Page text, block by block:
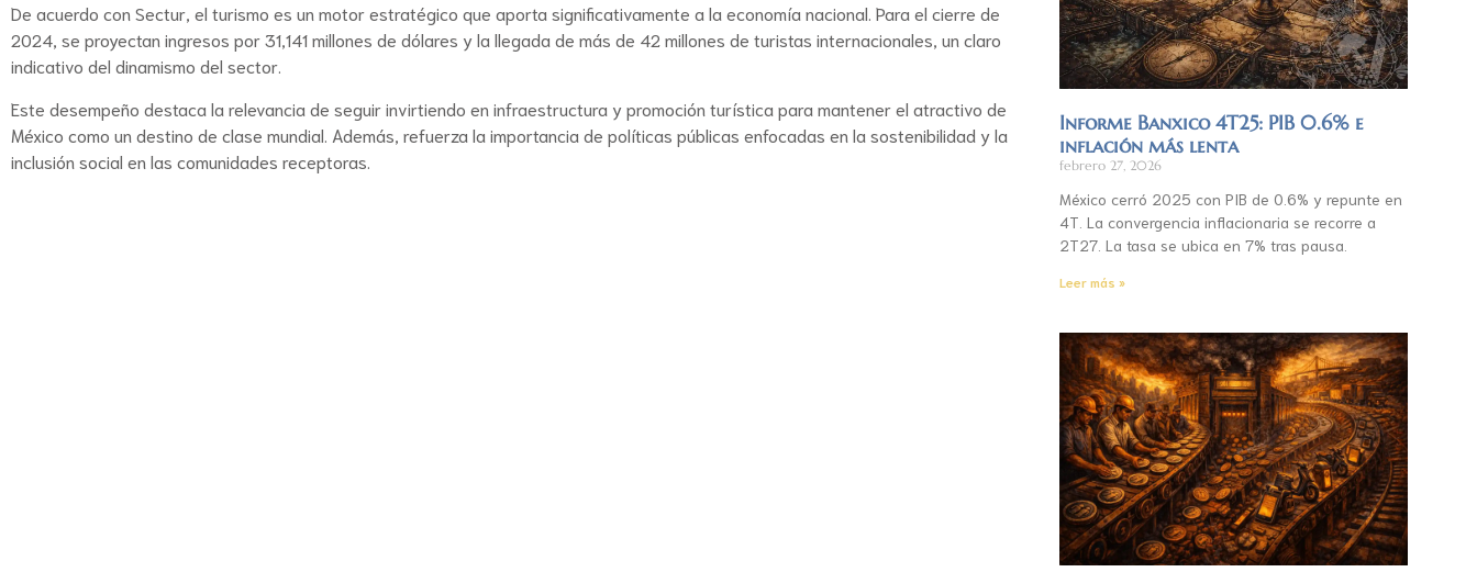
De acuerdo con Sectur, el turismo es un motor estratégico que aporta significativamente a la economía nacional. Para el cierre de
2024, se proyectan ingresos por 31,141 millones de dólares y la llegada de más de 42 millones de turistas internacionales, un claro
indicativo del dinamismo del sector.
Este desempeño destaca la relevancia de seguir invirtiendo en infraestructura y promoción turística para mantener el atractivo de
México como un destino de clase mundial. Además, refuerza la importancia de políticas públicas enfocadas en la sostenibilidad y la
inclusión social en las comunidades receptoras.
Informe Banxico 4T25: PIB 0.6% e
inflación más lenta
febrero 27, 2026
México cerró 2025 con PIB de 0.6% y repunte en
4T. La convergencia inflacionaria se recorre a
2T27. La tasa se ubica en 7% tras pausa.
Leer más »